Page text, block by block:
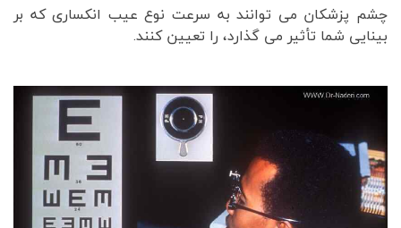
چشم پزشکان می توانند به سرعت نوع عیب انکساری که بر
بینایی شما تأثیر می گذارد، را تعیین کنند.